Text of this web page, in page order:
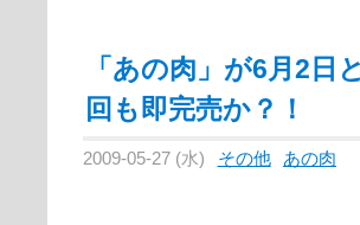
「あの肉」が6月2日
回も即完売か？！
2009-05-27 (水) その他 あの肉